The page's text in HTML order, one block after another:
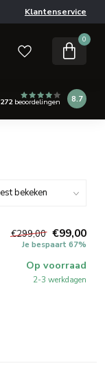
Klantenservice
0
272beoordelingen 8.7
€299,00 €99,00
Je bespaart 67%
Op voorraad
2-3 werkdagen